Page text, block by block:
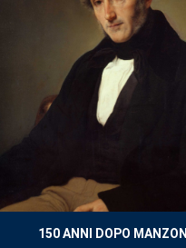
150 ANNI DOPO MANZONI